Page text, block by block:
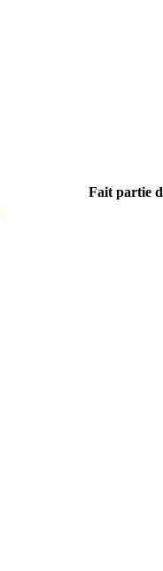
Fait partie